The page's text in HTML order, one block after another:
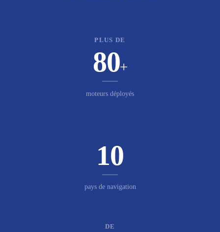
PLUS DE
80+
moteurs déployés
10
pays de navigation
DE